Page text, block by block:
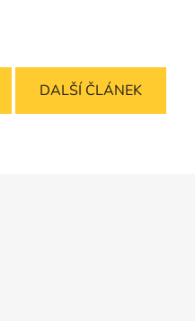
DALŠÍ ČLÁNEK